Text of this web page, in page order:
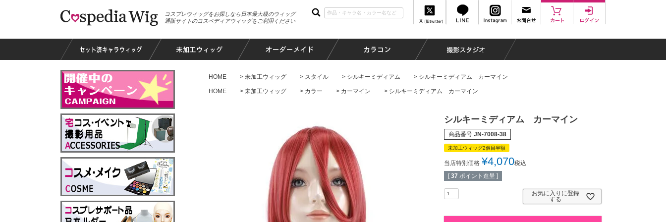
コスプレウィッグをお探しなら日本最大級のウィッグ
通販サイトのコスペディアウィッグをご利用ください
HOME 未加工ウィッグ スタイル シルキーミディアム シルキーミディアム カーマイン
HOME 未加工ウィッグ カラー カーマイン シルキーミディアム カーマイン
シルキーミディアム カーマイン
商品番号 JN-7008-38
未加工ウィッグ2個目半額
当店特別価格 ¥4,070税込
[ 37 ポイント進呈 ]
お気に入りに登録
する